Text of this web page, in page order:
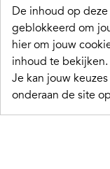
De inhoud op
geblokkeerd om
hier om jouw
inhoud te bekijken.
Je kan jouw
onderaan de site